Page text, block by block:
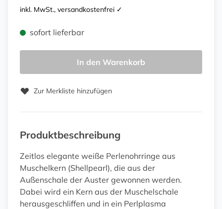
inkl. MwSt., versandkostenfrei ✓
sofort lieferbar
In den Warenkorb
Zur Merkliste hinzufügen
Produktbeschreibung
Zeitlos elegante weiße Perlenohrringe aus
Muschelkern (Shellpearl), die aus der
Außenschale der Auster gewonnen werden.
Dabei wird ein Kern aus der Muschelschale
herausgeschliffen und in ein Perlplasma